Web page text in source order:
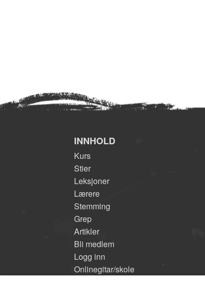
INNHOLD
Kurs
Stier
Leksjoner
Lærere
Stemming
Grep
Artikler
Bli medlem
Logg inn
Onlinegitar/skole